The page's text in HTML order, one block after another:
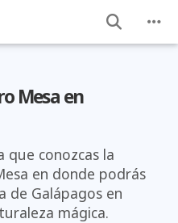
Mesa en
que conozcas la
en donde podrás
de Galápagos en
mágica.